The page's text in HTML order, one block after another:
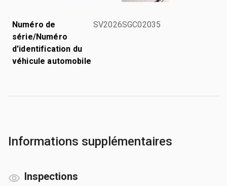
Numéro de
série/Numéro
d'identification du
véhicule automobile
SV2026SGC02035
Informations supplémentaires
Inspections